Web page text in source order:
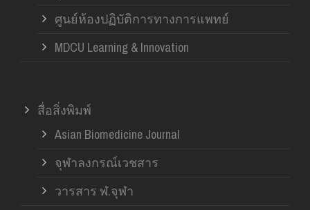
ศูนย์ห้องปฏิบัติการทางการแพทย์
MDCU Learning & Innovation
สื่อสิ่งพิมพ์
Asian Biomedicine Journal
จุฬาลงกรณ์เวชสาร
วารสาร ฬ.จุฬา